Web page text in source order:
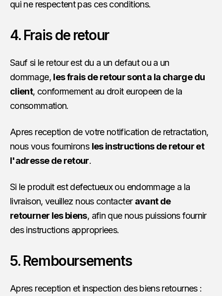
qui ne respectent pas ces conditions.
4. Frais de retour
Sauf si le retour est du a un defaut ou a un
dommage, les frais de retour sont a la charge du
client, conformement au droit europeen de la
consommation.
Apres reception de votre notification de retractation,
nous vous fournirons les instructions de retour et
l'adresse de retour.
Si le produit est defectueux ou endommage a la
livraison, veuillez nous contacter avant de
retourner les biens, afin que nous puissions fournir
des instructions appropriees.
5. Remboursements
Apres reception et inspection des biens retournes :